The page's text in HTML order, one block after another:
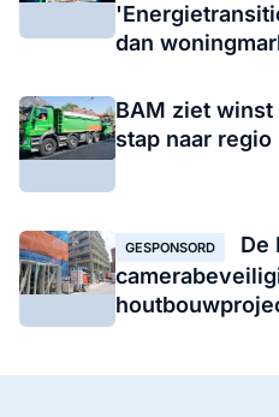
dan
BAM ziet
stap naar regio
GESPONSORD
De